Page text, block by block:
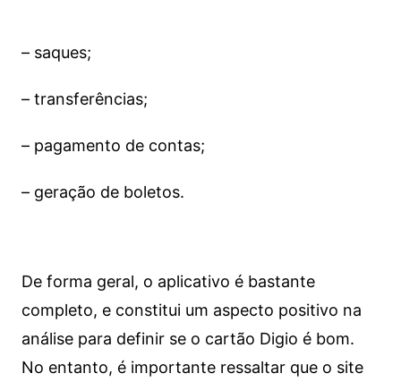
– saques;
– transferências;
– pagamento de contas;
– geração de boletos.
De forma geral, o aplicativo é bastante
completo, e constitui um aspecto positivo na
análise para definir se o cartão Digio é bom.
No entanto, é importante ressaltar que o site